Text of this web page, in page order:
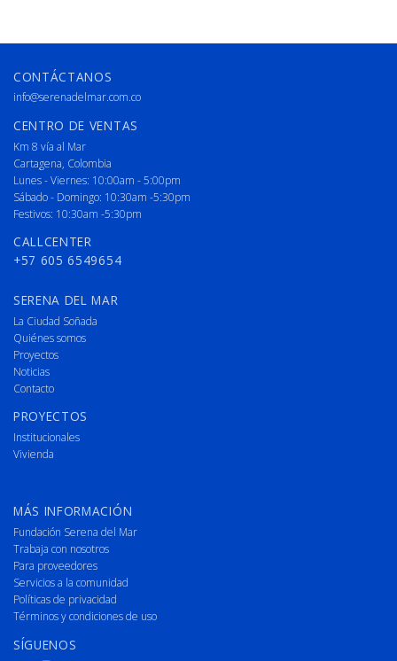
CONTÁCTANOS
info@serenadelmar.com.co
CENTRO DE VENTAS
Km 8 vía al Mar
Cartagena, Colombia
Lunes - Viernes: 10:00am - 5:00pm
Sábado - Domingo: 10:30am -5:30pm
Festivos: 10:30am -5:30pm
CALLCENTER
+57 605 6549654
SERENA DEL MAR
La Ciudad Soñada
Quiénes somos
Proyectos
Noticias
Contacto
PROYECTOS
Institucionales
Vivienda
MÁS INFORMACIÓN
Fundación Serena del Mar
Trabaja con nosotros
Para proveedores
Servicios a la comunidad
Políticas de privacidad
Términos y condiciones de uso
SÍGUENOS